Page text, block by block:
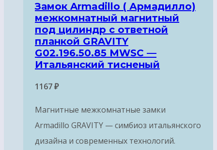
Замок Armadillo ( Армадилло)
межкомнатный магнитный
под цилиндр с ответной
планкой GRAVITY
G02.196.50.85 MWSC —
Итальянский тисненый
1167₽
Магнитные межкомнатные замки
Armadillo GRAVITY — симбиоз итальянского
дизайна и современных технологий.